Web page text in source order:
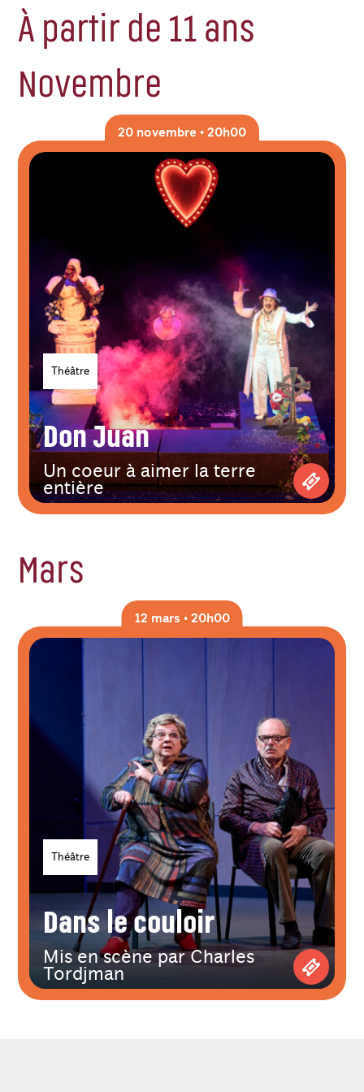
À partir de 11 ans
Novembre
Don Juan
Théâtre
20 novembre • 20h00
Un coeur à aimer la terre
entière
Mars
Dans le couloir
Théâtre
12 mars • 20h00
Mis en scène par Charles
Tordjman